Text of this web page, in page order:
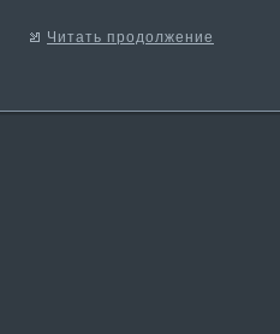
Читать продолжение